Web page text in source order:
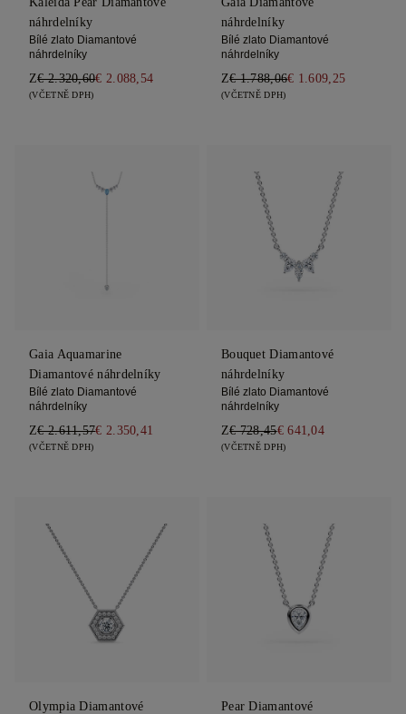
náhrdelníky
Bílé zlato Diamantové
náhrdelníky
Z€ 2.320,60€ 2.088,54
(VČETNĚ DPH)
náhrdelníky
Bílé zlato Diamantové
náhrdelníky
Z€ 1.788,06€ 1.609,25
(VČETNĚ DPH)
Gaia Aquamarine
Diamantové náhrdelníky
Bílé zlato Diamantové
náhrdelníky
Z€ 2.611,57€ 2.350,41
(VČETNĚ DPH)
Bouquet Diamantové
náhrdelníky
Bílé zlato Diamantové
náhrdelníky
Z€ 728,45€ 641,04
(VČETNĚ DPH)
Olympia Diamantové
Pear Diamantové